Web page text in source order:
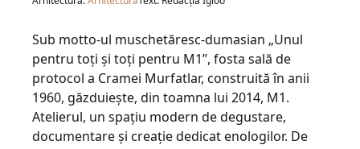
Sub motto-ul muschetăresc-dumasian „Unul
pentru toţi şi toţi pentru M1”, fosta sală de
protocol a Cramei Murfatlar, construită în anii
1960, găzduieşte, din toamna lui 2014, M1.
Atelierul, un spaţiu modern de degustare,
documentare şi creaţie dedicat enologilor. De